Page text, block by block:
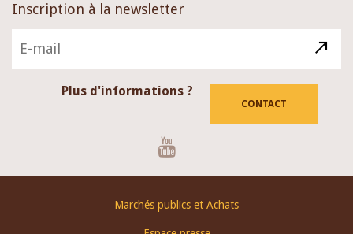
Inscription à la newsletter
Plus d'informations ?
CONTACT
Marchés publics et Achats